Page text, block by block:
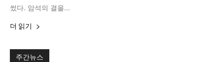
썼다. 암석의 결을...
더 읽기
주간뉴스